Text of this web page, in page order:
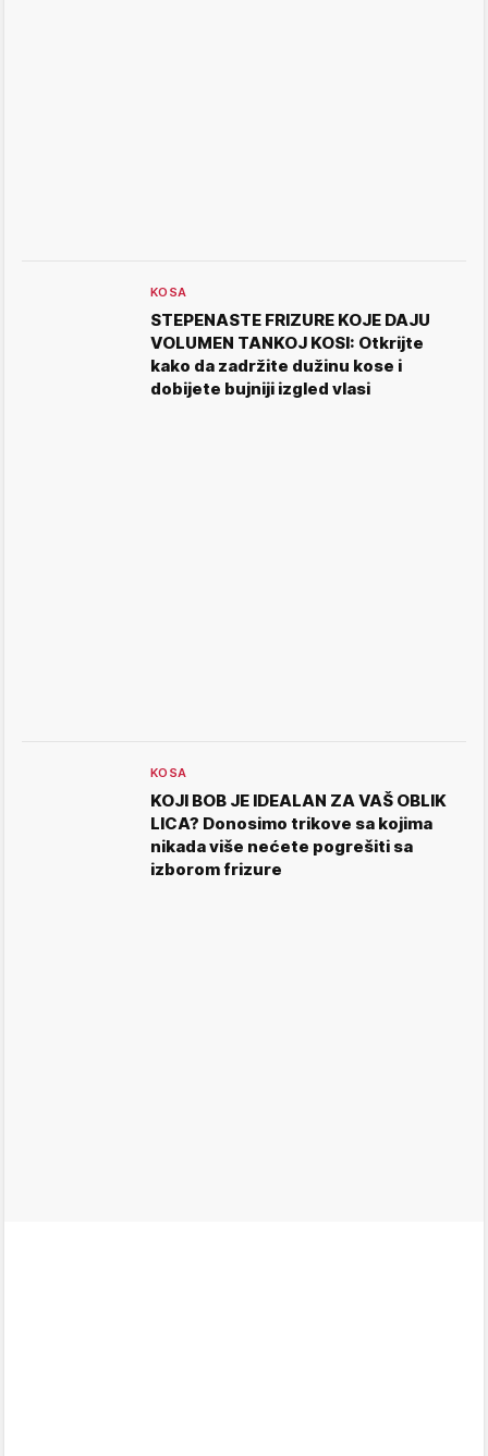
KOSA
STEPENASTE FRIZURE KOJE DAJU
VOLUMEN TANKOJ KOSI: Otkrijte
kako da zadržite dužinu kose i
dobijete bujniji izgled vlasi
KOSA
KOJI BOB JE IDEALAN ZA VAŠ OBLIK
LICA? Donosimo trikove sa kojima
nikada više nećete pogrešiti sa
izborom frizure